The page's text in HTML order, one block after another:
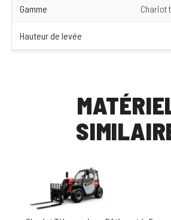
Gamme Chariot
Hauteur de levée